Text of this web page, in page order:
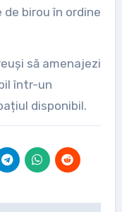
birou în ordine
să amenajezi
într-un
disponibil.